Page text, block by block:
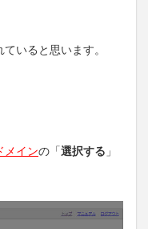
いると思います。
メインの「選択する 」